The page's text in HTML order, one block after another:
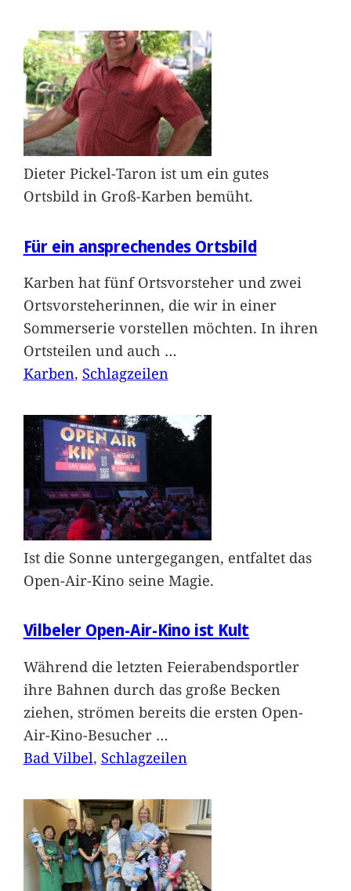
Dieter Pickel-Taron ist um ein gutes
Ortsbild in Groß-Karben bemüht.
Für ein ansprechendes Ortsbild
Karben hat fünf Ortsvorsteher und zwei
Ortsvorsteherinnen, die wir in einer
Sommerserie vorstellen möchten. In ihren
Ortsteilen und auch …
Karben, Schlagzeilen
Ist die Sonne untergegangen, entfaltet das
Open-Air-Kino seine Magie.
Vilbeler Open-Air-Kino ist Kult
Während die letzten Feierabendsportler
ihre Bahnen durch das große Becken
ziehen, strömen bereits die ersten Open-
Air-Kino-Besucher …
Bad Vilbel, Schlagzeilen